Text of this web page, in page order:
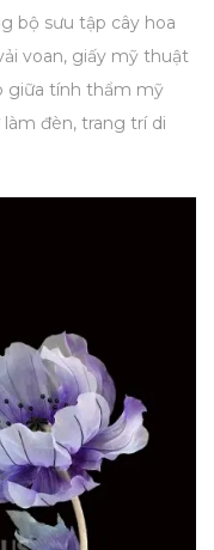
bộ sưu tập cây hoa
voan, giấy mỹ thuật
giữa tính thẩm mỹ
đèn, trang trí di